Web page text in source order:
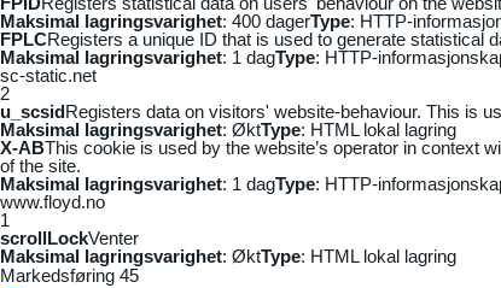
Maksimal lagringsvarighet: 400 dagerType: HTTP-
FPLCRegisters a unique ID that is used to generate statistical
Maksimal lagringsvarighet: 1 dagType: HTTP-
sc-static.net
2
u_scsidRegisters data on visitors' website-behaviour. This is
Maksimal lagringsvarighet: ØktType: HTML lokal lagring
X-ABThis cookie is used by the website’s operator in context
of the site.
Maksimal lagringsvarighet: 1 dagType: HTTP-
www.floyd.no
1
scrollLockVenter
Maksimal lagringsvarighet: ØktType: HTML lokal lagring
Markedsføring 45